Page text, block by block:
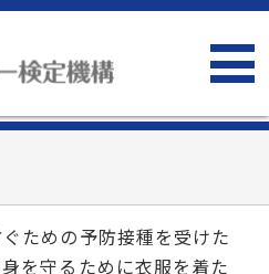
ための予防接種を受けた
を守るために衣服を着た